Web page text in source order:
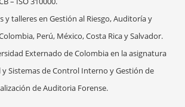
y talleres en Gestión al Riesgo, Auditoría y
Perú, México, Costa Rica y Salvador.
Externado de Colombia en la asignatura
Sistemas de Control Interno y Gestión de
de Auditoria Forense.